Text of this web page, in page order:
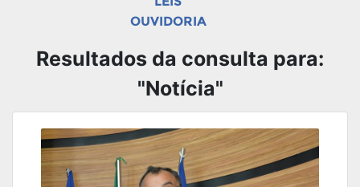
OUVIDORIA
Resultados da consulta para:
"Notícia"